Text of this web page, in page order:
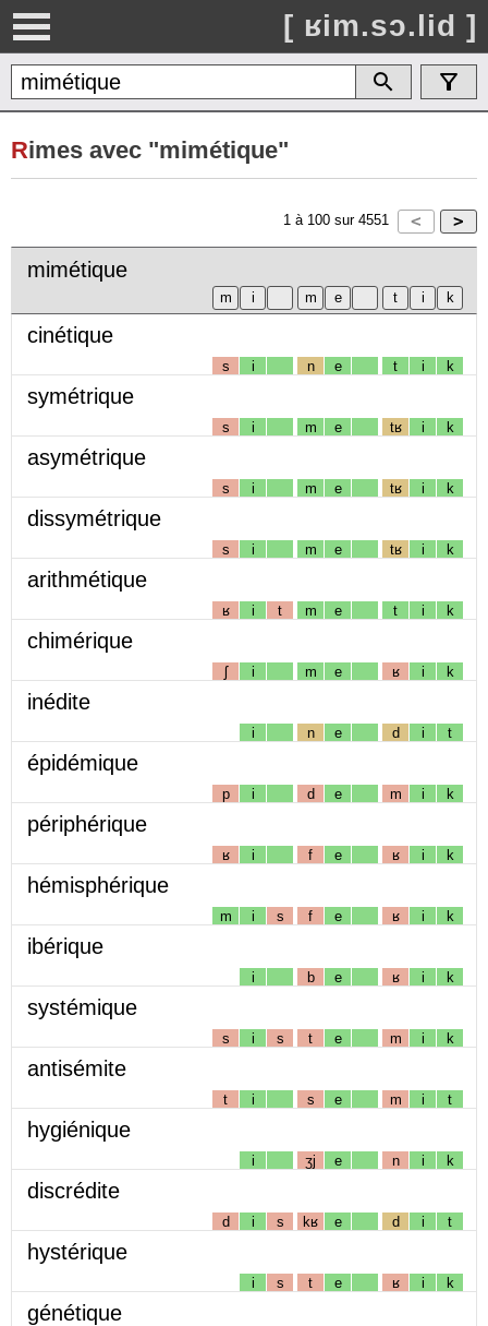
[ ʁim.sɔ.lid ]
Rimes avec "mimétique"
1 à 100 sur 4551
mimétique
cinétique
s i n e t i k
symétrique
s i m e tʁ i k
asymétrique
s i m e tʁ i k
dissymétrique
s i m e tʁ i k
arithmétique
ʁ i t m e t i k
chimérique
ʃ i m e ʁ i k
inédite
i n e d i t
épidémique
p i d e m i k
périphérique
ʁ i f e ʁ i k
hémisphérique
m i s f e ʁ i k
ibérique
i b e ʁ i k
systémique
s i s t e m i k
antisémite
t i s e m i t
hygiénique
i ʒj e n i k
discrédite
d i s kʁ e d i t
hystérique
i s t e ʁ i k
génétique